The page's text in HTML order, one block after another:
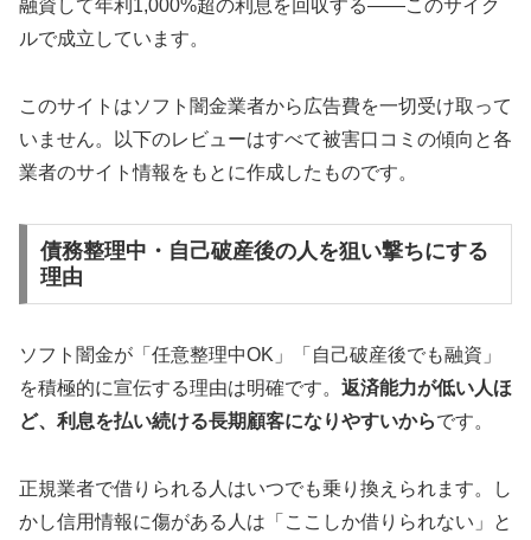
融資して年利1,000%超の利息を回収する——このサイク
ルで成立しています。
このサイトはソフト闇金業者から広告費を一切受け取って
いません。以下のレビューはすべて被害口コミの傾向と各
業者のサイト情報をもとに作成したものです。
債務整理中・自己破産後の人を狙い撃ちにする
理由
ソフト闇金が「任意整理中OK」「自己破産後でも融資」
を積極的に宣伝する理由は明確です。 返済能力が低い人ほ
ど、利息を払い続ける長期顧客になりやすいからです。
正規業者で借りられる人はいつでも乗り換えられます。し
かし信用情報に傷がある人は「ここしか借りられない」と